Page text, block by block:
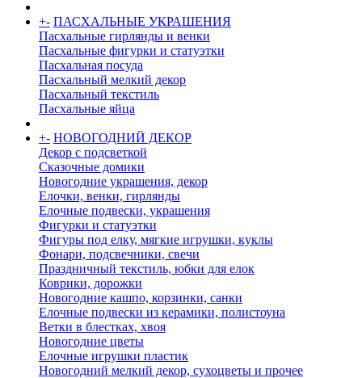
+- ПАСХАЛЬНЫЕ УКРАШЕНИЯ
Пасхальные гирлянды и венки
Пасхальные фигурки и статуэтки
Пасхальная посуда
Пасхальный мелкий декор
Пасхальный текстиль
Пасхальные яйца
+- НОВОГОДНИЙ ДЕКОР
Декор с подсветкой
Сказочные домики
Новогодние украшения, декор
Елочки, венки, гирлянды
Елочные подвески, украшения
Фигурки и статуэтки
Фигуры под елку, мягкие игрушки, куклы
Фонари, подсвечники, свечи
Праздничный текстиль, юбки для елок
Коврики, дорожки
Новогодние кашпо, корзинки, санки
Елочные подвески из керамики, полистоуна
Ветки в блестках, хвоя
Новогодние цветы
Елочные игрушки пластик
Новогодний мелкий декор, сухоцветы и прочее